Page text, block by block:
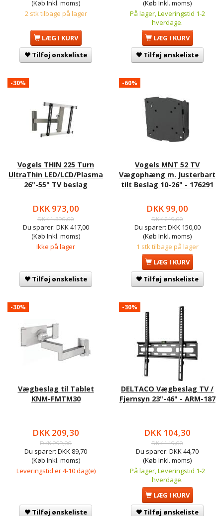
(Køb Inkl. moms)
2 stk tilbage på lager
LÆG I KURV
Tilføj ønskeliste
(Køb Inkl. moms)
På lager, Leveringstid 1-2
hverdage.
LÆG I KURV
Tilføj ønskeliste
-30%
Vogels THIN 225 Turn
UltraThin LED/LCD/Plasma
26"-55" TV beslag
DKK 973,00
DKK 1.390,00
Du sparer: DKK 417,00
(Køb Inkl. moms)
Ikke på lager
Tilføj ønskeliste
-60%
Vogels MNT 52 TV
Vægophæng m. Justerbart
tilt Beslag 10-26" - 176291
DKK 99,00
DKK 249,00
Du sparer: DKK 150,00
(Køb Inkl. moms)
1 stk tilbage på lager
LÆG I KURV
Tilføj ønskeliste
-30%
Vægbeslag til Tablet
KNM-FMTM30
DKK 209,30
DKK 299,00
Du sparer: DKK 89,70
(Køb Inkl. moms)
Leveringstid er 4-10 dag(e)
Tilføj ønskeliste
-30%
DELTACO Vægbeslag TV /
Fjernsyn 23"-46" - ARM-187
DKK 104,30
DKK 149,00
Du sparer: DKK 44,70
(Køb Inkl. moms)
På lager, Leveringstid 1-2
hverdage.
LÆG I KURV
Tilføj ønskeliste